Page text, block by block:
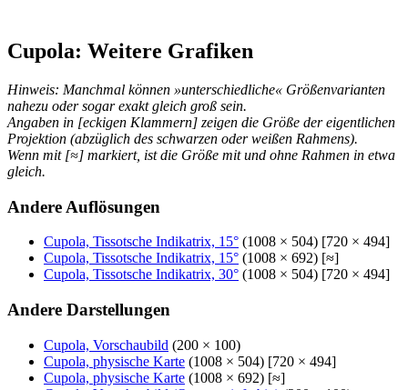
Cupola: Weitere Grafiken
Hinweis: Manchmal können »unterschiedliche« Größenvarianten
nahezu oder sogar exakt gleich groß sein.
Angaben in [eckigen Klammern] zeigen die Größe der eigentlichen
Projektion (abzüglich des schwarzen oder weißen Rahmens).
Wenn mit [≈] markiert, ist die Größe mit und ohne Rahmen in etwa
gleich.
Andere Auflösungen
Cupola, Tissotsche Indikatrix, 15° (1008 × 504) [720 × 494]
Cupola, Tissotsche Indikatrix, 15° (1008 × 692) [≈]
Cupola, Tissotsche Indikatrix, 30° (1008 × 504) [720 × 494]
Andere Darstellungen
Cupola, Vorschaubild (200 × 100)
Cupola, physische Karte (1008 × 504) [720 × 494]
Cupola, physische Karte (1008 × 692) [≈]